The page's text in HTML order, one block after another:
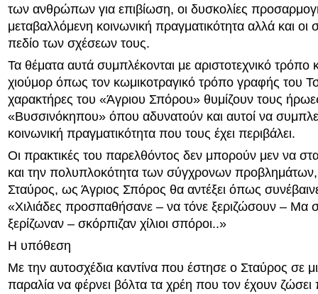
των ανθρώπων για επιβίωση, οι δυσκολίες
μεταβαλλόμενη κοινωνική πραγματικότητα αλλά και οι
πεδίο των σχέσεων τους.
Τα θέματα αυτά συμπλέκονται με αριστοτεχνικό τρόπο
χιούμορ όπως τον κωμικοτραγικό τρόπο γραφής του
χαρακτήρες του «Άγριου Σπόρου» θυμίζουν τους
«Βυσσινόκηπου» όπου αδυνατούν και αυτοί να
κοινωνική πραγματικότητα που τους έχει περιβάλει.
Οι πρακτικές του παρελθόντος δεν μπορούν μεν να
και την πολυπλοκότητα των σύγχρονων
Σταύρος, ως Άγριος Σπόρος θα αντέξει όπως
«Χιλιάδες προσπαθήσανε – να τόνε ξεριζώσουν – Μα
ξερίζωναν – σκόρπιζαν χίλιοι σπόροι..»
Η υπόθεση
Με την αυτοσχέδια καντίνα που έστησε ο Σταύρος σε
παραλία να φέρνει βόλτα τα χρέη που τον έχουν